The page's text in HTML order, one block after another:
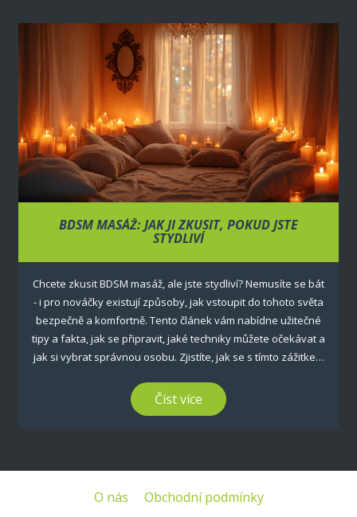
BDSM MASÁŽ: JAK JI ZKUSIT, POKUD JSTE
STYDLIVÍ
Chcete zkusit BDSM masáž, ale jste stydliví? Nemusíte se bát
- i pro nováčky existují způsoby, jak vstoupit do tohoto světa
bezpečně a komfortně. Tento článek vám nabídne užitečné
tipy a fakta, jak se připravit, jaké techniky můžete očekávat a
jak si vybrat správnou osobu. Zjistíte, jak se s tímto zážitkem
nepříjemně.
Číst více
O nás
Obchodní podmínky